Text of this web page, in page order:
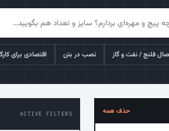
فلنج / نفت و گاز نصب در بتن اقتصادی برای
حذف همه ACTIVE FILTERS